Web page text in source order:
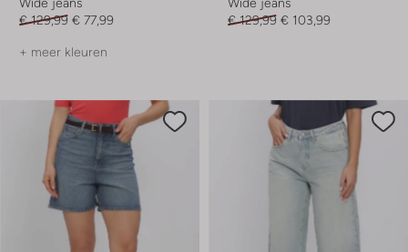
€ 129,99 € 77,99
+ meer kleuren
€ 129,99 € 103,99